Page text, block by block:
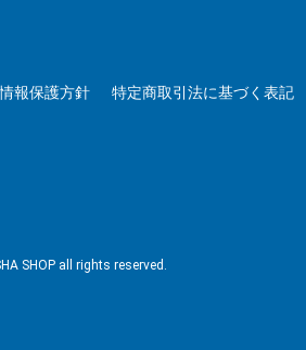
報保護方針 特定商取引法に基づく表記
SHOP all rights reserved.